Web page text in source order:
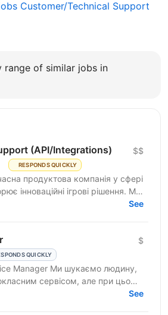
Customer/Technical Support
range of similar jobs in
(API/Integrations)
RESPONDS QUICKLY
$$
продуктова компанія у сфері
інноваційні ігрові рішення. Ми
ігрові системи з...See
QUICKLY
$
шукаємо людину,
сервісом, але при цьому
Ти станеш справжнім
See